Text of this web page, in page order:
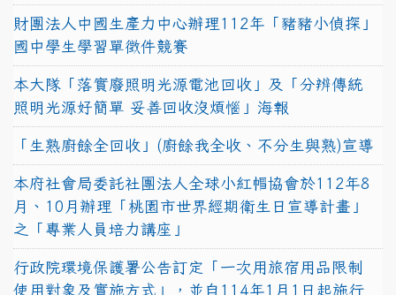
財團法人中國生產力中心辦理112年「豬豬小偵探」
國中學生學習單徵件競賽
本大隊「落實廢照明光源電池回收」及「分辨傳統
照明光源好簡單 妥善回收沒煩惱」海報
「生熟廚餘全回收」(廚餘我全收、不分生與熟)宣導
本府社會局委託社團法人全球小紅帽協會於112年8
月、10月辦理「桃園市世界經期衛生日宣導計畫」
之「專業人員培力講座」
行政院環境保護署公告訂定「一次用旅宿用品限制
使用對象及實施方式」，並自114年1月1日起施行